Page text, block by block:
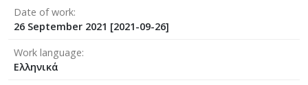
Date of work
26 September 2021 [2021-09-26]
Work language
Ελληνικά